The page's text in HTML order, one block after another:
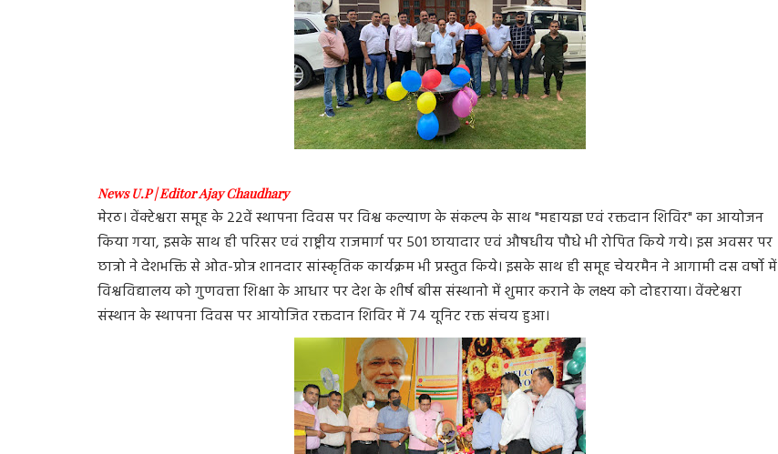
News U.P | Editor Ajay Chaudhary
मेरठ। वेंक्टेश्वरा समूह के 22वें स्थापना दिवस पर विश्व कल्याण के संकल्प के साथ "महायज्ञ एवं रक्तदान शिविर" का आयोजन
किया गया, इसके साथ ही परिसर एवं राष्ट्रीय राजमार्ग पर 501 छायादार एवं औषधीय पौधे भी रोपित किये गये। इस अवसर पर
छात्रो ने देशभक्ति से ओत-प्रोत्र शानदार सांस्कृतिक कार्यक्रम भी प्रस्तुत किये। इसके साथ ही समूह चेयरमैन ने आगामी दस वर्षो में
विश्वविद्यालय को गुणवत्ता शिक्षा के आधार पर देश के शीर्ष बीस संस्थानो में शुमार कराने के लक्ष्य को दोहराया। वेंक्टेश्वरा
संस्थान के स्थापना दिवस पर आयोजित रक्तदान शिविर में 74 यूनिट रक्त संचय हुआ।